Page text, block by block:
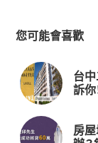
您可能會喜歡
台
訴你
房